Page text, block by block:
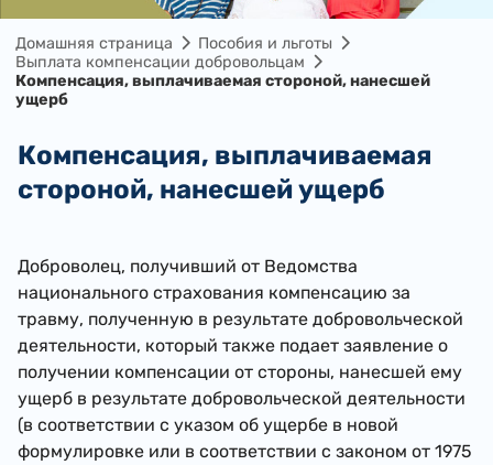
Домашняя страница
Пособия и льготы
Выплата компенсации добровольцам
Компенсация, выплачиваемая стороной, нанесшей
ущерб
Компенсация, выплачиваемая
стороной, нанесшей ущерб
Доброволец, получивший от Ведомства
национального страхования компенсацию за
травму, полученную в результате добровольческой
деятельности, который также подает заявление о
получении компенсации от стороны, нанесшей ему
ущерб в результате добровольческой деятельности
(в соответствии с указом об ущербе в новой
формулировке или в соответствии с законом от 1975